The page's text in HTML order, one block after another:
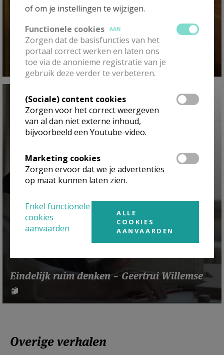
Bidden op een mistige wei ~ Guerrica Van
Haecke
Eindelijk ruim denken ~ Geertrui Willemse
Overige verhalen
of om je instellingen te wijzigen.
Functionele cookies
AAN
Zorgen dat de basisfuncties van het
portaal correct werken en laten ons
toe via de anonieme registratie van je
gebruik deze verder te verbeteren.
(Sociale) content cookies
Zorgen voor het correct weergeven
van al dan niet externe inhoud,
bijvoorbeeld een Youtube-video.
Marketing cookies
Zorgen ervoor dat we je advertenties
op maat kunnen laten zien.
Enkel functionele
cookies
aanvaarden
ALLE
COOKIES
AANVAARDEN